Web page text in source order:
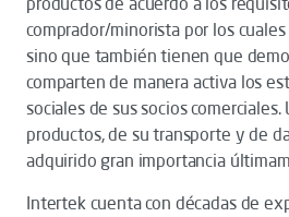
comprador/minorista por los
sino que también tienen que
comparten de manera activa los
sociales de sus socios
productos, de su transporte y de
adquirido gran importancia
Intertek cuenta con décadas de